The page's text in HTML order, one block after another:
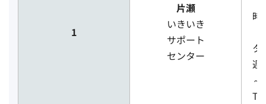
1
片瀬
いきいき
サポート
センター
時
タ
週
～